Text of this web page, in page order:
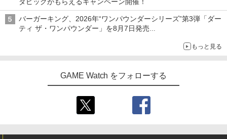
バーガーキング、2026年“ワンパウンダーシリーズ”第3弾「ダー
ティ ザ・ワンパウンダー」を8月7日発売
もっと見る
GAME Watch をフォローする